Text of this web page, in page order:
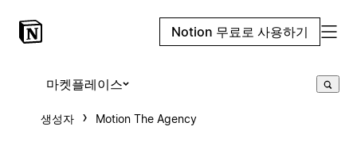
Notion 무료로 사용하기
마켓플레이스
생성자 Motion The Agency